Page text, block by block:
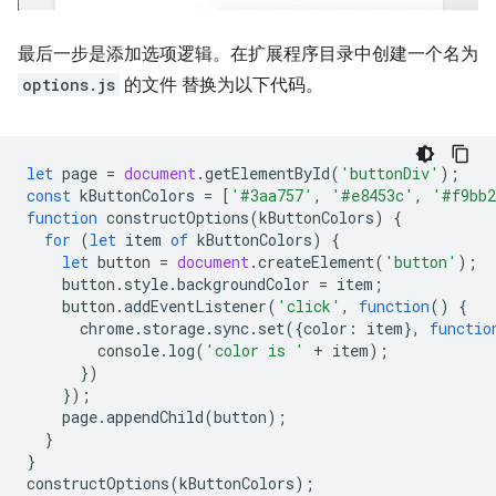
最后一步是添加选项逻辑。在扩展程序目录中创建一个名为
options.js 的文件 替换为以下代码。
let page = document.getElementById( 'buttonDiv' );
const kButtonColors = [ '#3aa757' , '#e8453c' ,
function constructOptions(kButtonColors)
{
for (let item of kButtonColors)
{
let button = document.createElement( 'button' );
button . style.backgroundColor = item ;
button .addEventListener( 'click' , function()
{
chrome. storage. sync. set({color : item},
console. log( 'color is ' + item);
})
});
page.appendChild(button);
}
}
constructOptions(kButtonColors);